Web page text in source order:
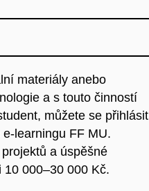
materiály anebo
a s touto činností
můžete se přihlásit
learningu FF MU.
a úspěšné
000–30 000 Kč.